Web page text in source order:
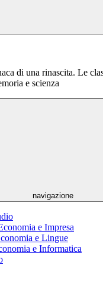
di una rinascita. Le
e scienza
navigazione
e Impresa
e Lingue
e Informatica